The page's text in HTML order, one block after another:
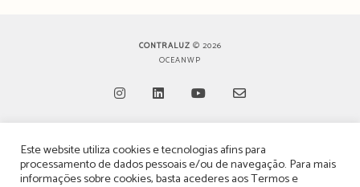
CONTRALUZ © 2026
OCEANWP
in
a
in
a
in
a
in
a
TERMOS, CONDIÇÕES & POLÍTICA DE PRIVACIDADE
Este website utiliza cookies e tecnologias afins para
processamento de dados pessoais e/ou de navegação. Para mais
informações sobre cookies, basta acederes aosTermos e